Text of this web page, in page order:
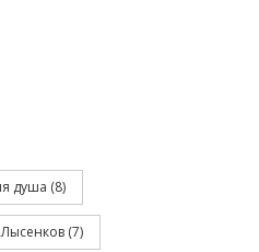
душа (8)
(7)